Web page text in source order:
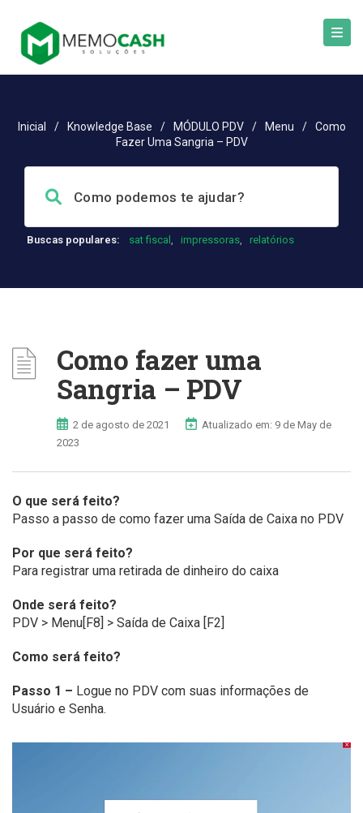
Inicial / Knowledge Base / MÓDULO PDV / Menu /
Como
Fazer Uma Sangria – PDV
Buscas populares: sat fiscal , impressoras, relatórios
Como fazer uma
Sangria – PDV
2 de agosto de 2021
Atualizado em: 9 de May de
2023
O que será feito?
Passo a passo de como fazer uma Saída de Caixa no PDV
Por que será feito?
Para registrar uma retirada de dinheiro do caixa
Onde será feito?
PDV > Menu[F8] > Saída de Caixa [F2]
Como será feito?
Passo 1 – Logue no PDV com suas informações de
Usuário e Senha.